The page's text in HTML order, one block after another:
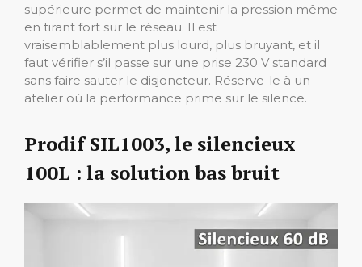
supérieure permet de maintenir la pression même
en tirant fort sur le réseau. Il est
vraisemblablement plus lourd, plus bruyant, et il
faut vérifier s’il passe sur une prise 230 V standard
sans faire sauter le disjoncteur. Réserve-le à un
atelier où la performance prime sur le silence.
Prodif SIL1003, le silencieux
100L : la solution bas bruit